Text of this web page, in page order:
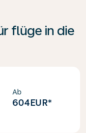
flüge in die
Ab
604EUR*